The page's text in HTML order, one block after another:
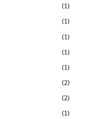
(1)
(1)
(1)
(1)
(1)
(2)
(2)
(1)